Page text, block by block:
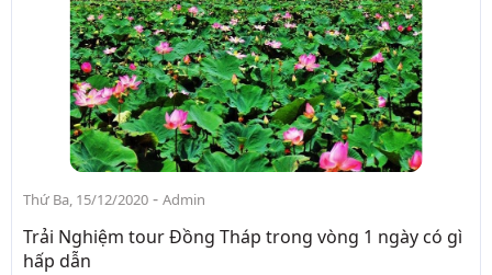
Thứ Ba, 15/12/2020 - Admin
Trải Nghiệm tour Đồng Tháp trong vòng 1 ngày có gì
hấp dẫn